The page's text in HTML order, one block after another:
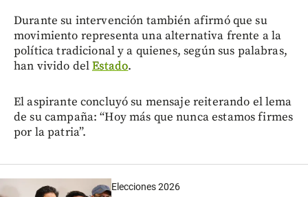
Durante su intervención también afirmó que su
movimiento representa una alternativa frente a la
política tradicional y a quienes, según sus palabras,
han vivido delEstado.
El aspirante concluyó su mensaje reiterando el lema
de su campaña: “Hoy más que nunca estamos firmes
por la patria”.
Elecciones 2026